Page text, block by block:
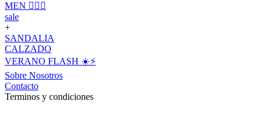
MEN 🙋🏽‍♂️
sale
+
SANDALIA
CALZADO
VERANO FLASH ☀️⚡️
Sobre Nosotros
Contacto
Terminos y condiciones